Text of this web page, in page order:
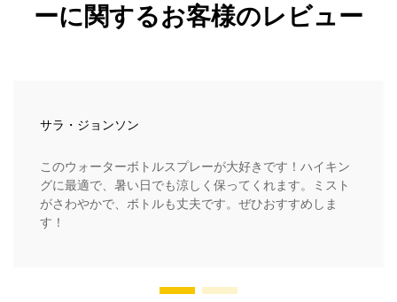
ーに関するお客様のレビュー
サラ・ジョンソン
このウォーターボトルスプレーが大好きです！ハイキン
グに最適で、暑い日でも涼しく保ってくれます。ミスト
がさわやかで、ボトルも丈夫です。ぜひおすすめしま
す！